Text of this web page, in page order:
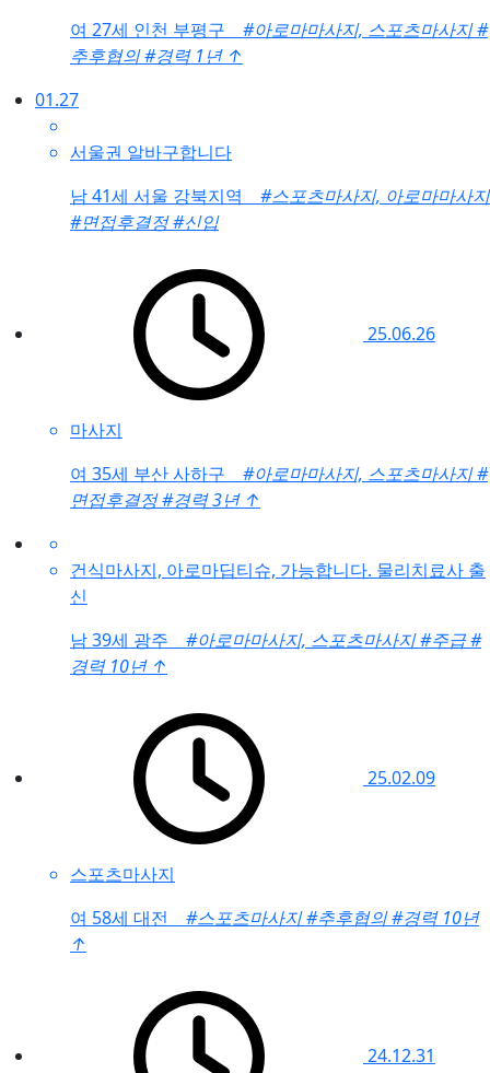
여 27세 인천 부평구 #아로마마사지, 스포츠마사지#
추후협의#경력 1년 ↑
01.27
서울권 알바구합니다
남41세 서울 강북지역 #스포츠마사지, 아로마마사지
#면접후결정#신입
25.06.26
마사지
여 35세 부산 사하구 #아로마마사지, 스포츠마사지#
면접후결정#경력 3년 ↑
건식마사지, 아로마딥티슈, 가능합니다. 물리치료사 출
신
남39세 광주 #아로마마사지, 스포츠마사지#주급#
경력 10년 ↑
25.02.09
스포츠마사지
여 58세 대전 #스포츠마사지#추후협의#경력 10년
↑
24.12.31